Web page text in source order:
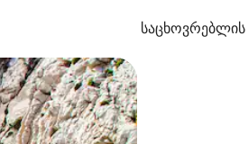
საცხოვრებლის